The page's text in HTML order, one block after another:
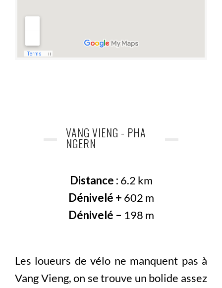
VANG VIENG - PHA
NGERN
Distance : 6.2 km
Dénivelé + 602 m
Dénivelé – 198 m
Les loueurs de vélo ne manquent pas à
Vang Vieng, on se trouve un bolide assez